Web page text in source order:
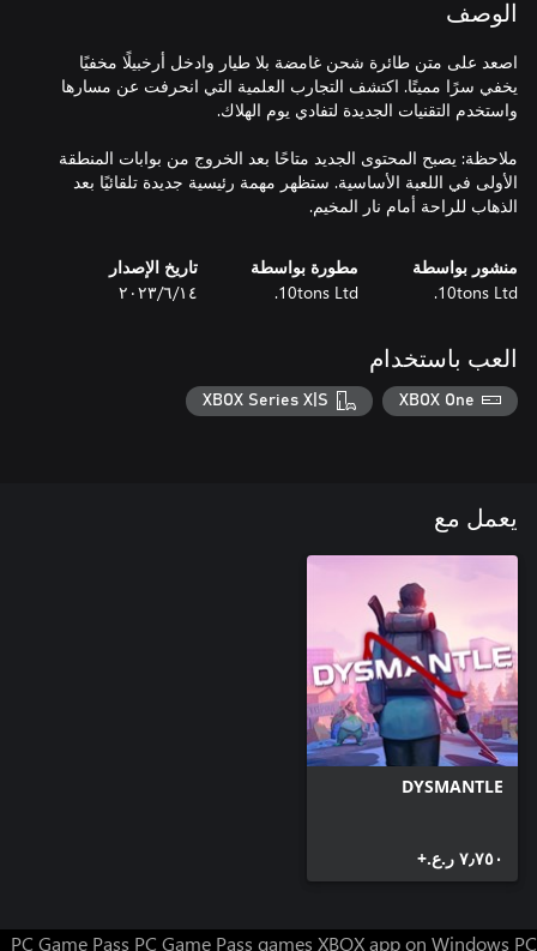
الوصف
اصعد على متن طائرة شحن غامضة بلا طيار وادخل أرخبيلًا مخفيًا
يخفي سرًا مميتًا. اكتشف التجارب العلمية التي انحرفت عن مسارها
ملاحظة: يصبح المحتوى الجديد متاحًا بعد الخروج من بوابات المنطقة
الأولى في اللعبة الأساسية. ستظهر مهمة رئيسية جديدة تلقائيًا بعد
الذهاب للراحة أمام نار المخيم.
منشور بواسطة
10tons Ltd.
مطورة بواسطة
10tons Ltd.
تاريخ الإصدار
١٤‏/٦‏/٢٠٢٣
العب باستخدام
XBOX One
XBOX Series X|S
يعمل مع
DYSMANTLE
٧٫٧٥٠ ر.ع.‏+
PC Game Pass PC Game Pass games XBOX app on Windows PC